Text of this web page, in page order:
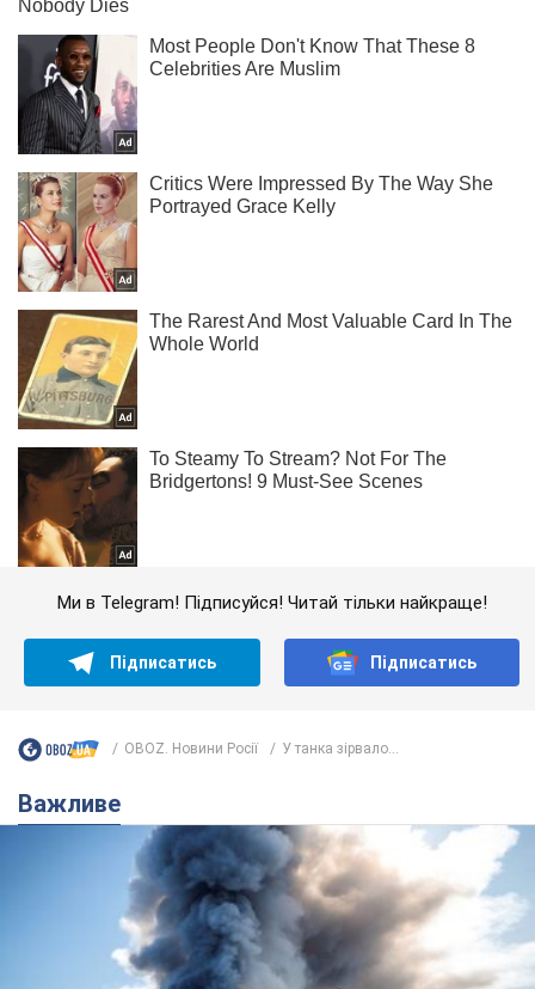
Ми в Telegram! Підписуйся! Читай тільки найкраще!
Підписатись Підписатись
OBOZ. Новини Росії У танка зірвало...
Важливе